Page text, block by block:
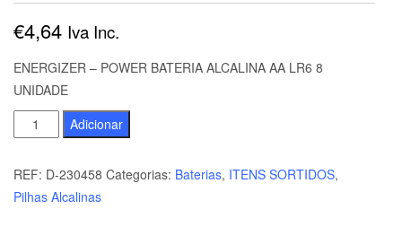
€4,64 Iva Inc.
ENERGIZER – POWER BATERIA ALCALINA AA LR6 8
UNIDADE
Quantidade
de
ENERGIZER
-
Adicionar
REF: D-230458 Categorias: Baterias, ITENS SORTIDOS,
Pilhas Alcalinas